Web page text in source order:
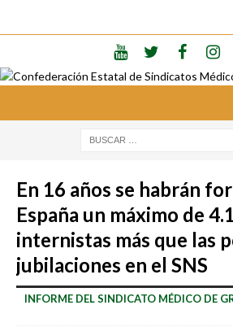
En 16 años se habrán
España un máximo de
internistas más que las
jubilaciones en el SNS
INFORME DEL SINDICATO MÉDICO DE